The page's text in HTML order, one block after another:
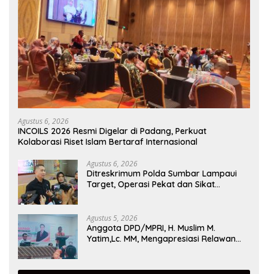
Agustus 6, 2026
INCOILS 2026 Resmi Digelar di Padang, Perkuat
Kolaborasi Riset Islam Bertaraf Internasional
Agustus 6, 2026
Ditreskrimum Polda Sumbar Lampaui
Target, Operasi Pekat dan Sikat
Agustus 5, 2026
Anggota DPD/MPRI, H. Muslim M.
Yatim,Lc. MM, Mengapresiasi Relawan